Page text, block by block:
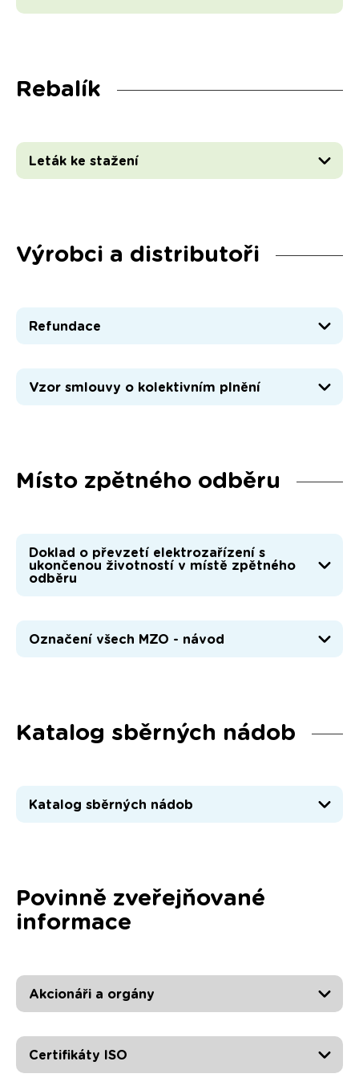
Rebalík
Leták ke stažení
Výrobci a distributoři
Refundace
Vzor smlouvy o kolektivním plnění
Místo zpětného odběru
Doklad o převzetí elektrozařízení s
ukončenou životností v místě zpětného
odběru
Označení všech MZO - návod
Katalog sběrných nádob
Katalog sběrných nádob
Povinně zveřejňované
informace
Akcionáři a orgány
Certifikáty ISO